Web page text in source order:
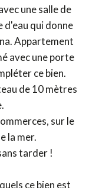
une salle de
d'eau qui donne
Appartement
avec une porte
ce bien.
de 10 mètres
sur le
la mer.
tarder !
ce bien est